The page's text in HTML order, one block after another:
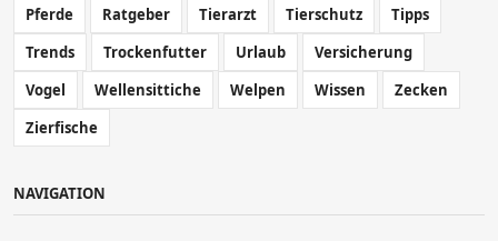
Pferde
Ratgeber Tierarzt Tierschutz
Tipps
Trends
Trockenfutter Urlaub
Versicherung
Vogel
Wellensittiche Welpen Wissen
Zecken
Zierfische
NAVIGATION